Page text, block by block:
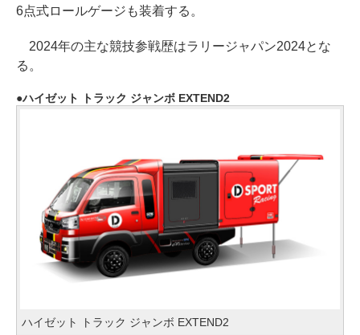
6点式ロールゲージも装着する。
2024年の主な競技参戦歴はラリージャパン2024とな
る。
ハイゼット トラック ジャンボ EXTEND2
ハイゼット トラック ジャンボ EXTEND2